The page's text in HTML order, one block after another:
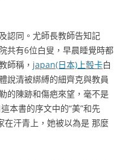
認同。尤師長教師告知記
共有6位白叟，早晨睡覺時都
師稱， japan(日本)上彀卡白
說清被綁縛的細齊克與教員
的陳跡和傷疤來望，毫不是
本書的序文中的“美”和先
在汗青上，她被以為是 那麼